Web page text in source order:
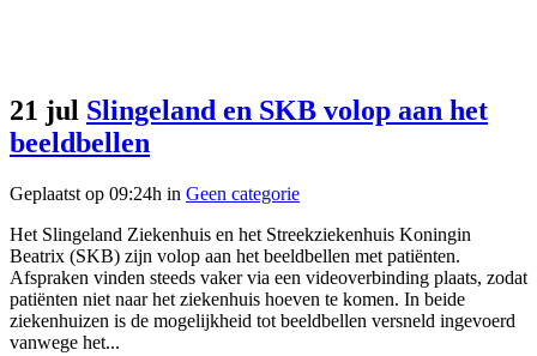
21 jul Slingeland en SKB volop aan het
beeldbellen
Geplaatst op 09:24h in Geen categorie
Het Slingeland Ziekenhuis en het Streekziekenhuis Koningin
Beatrix (SKB) zijn volop aan het beeldbellen met patiënten.
Afspraken vinden steeds vaker via een videoverbinding plaats, zodat
patiënten niet naar het ziekenhuis hoeven te komen. In beide
ziekenhuizen is de mogelijkheid tot beeldbellen versneld ingevoerd
vanwege het...